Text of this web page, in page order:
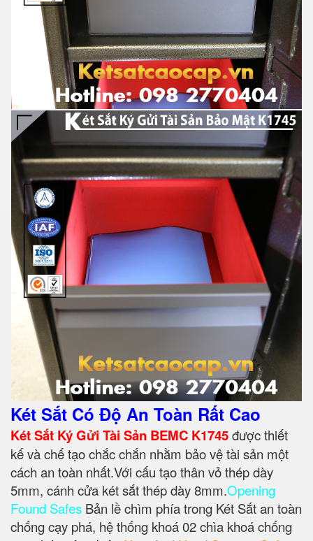
Két Sắt Có Độ An Toàn Rất Cao
Két Sắt Ký Gửi Tài Sản BEMC K1745được thiết
kế và chế tạo chắc chắn nhằm bảo vệ tài sản một
cách an toàn nhất.Với cấu tạo thân vỏ thép dày
5mm, cánh cửa két sắt thép dày 8mm.Opening
Found Safes Bản lề chìm phía trong Két Sắt an toàn
chống cạy phá, hệ thống khoá 02 chìa khoá chống